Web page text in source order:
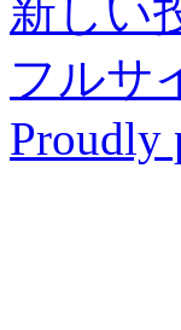
新しい
フルサ
Proudly